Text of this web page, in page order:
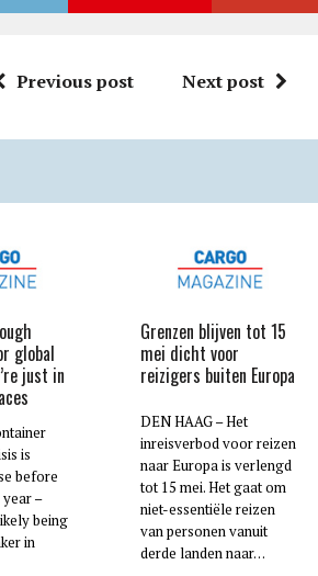
Previous post Next post
global
just in
is
before
–
being
in
Grenzen blijven tot 15
mei dicht voor
reizigers buiten Europa
DEN HAAG – Het
inreisverbod voor reizen
naar Europa is verlengd
tot 15 mei. Het gaat om
niet-essentiële reizen
van personen vanuit
derde landen naar…